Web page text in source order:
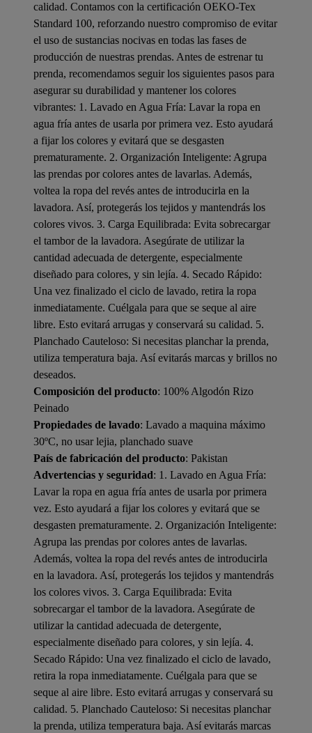
calidad. Contamos con la certificación OEKO-Tex
Standard 100, reforzando nuestro compromiso de evitar
el uso de sustancias nocivas en todas las fases de
producción de nuestras prendas. Antes de estrenar tu
prenda, recomendamos seguir los siguientes pasos para
asegurar su durabilidad y mantener los colores
vibrantes: 1. Lavado en Agua Fría: Lavar la ropa en
agua fría antes de usarla por primera vez. Esto ayudará
a fijar los colores y evitará que se desgasten
prematuramente. 2. Organización Inteligente: Agrupa
las prendas por colores antes de lavarlas. Además,
voltea la ropa del revés antes de introducirla en la
lavadora. Así, protegerás los tejidos y mantendrás los
colores vivos. 3. Carga Equilibrada: Evita sobrecargar
el tambor de la lavadora. Asegúrate de utilizar la
cantidad adecuada de detergente, especialmente
diseñado para colores, y sin lejía. 4. Secado Rápido:
Una vez finalizado el ciclo de lavado, retira la ropa
inmediatamente. Cuélgala para que se seque al aire
libre. Esto evitará arrugas y conservará su calidad. 5.
Planchado Cauteloso: Si necesitas planchar la prenda,
utiliza temperatura baja. Así evitarás marcas y brillos no
deseados.
Composición del producto: 100% Algodón Rizo
Peinado
Propiedades de lavado: Lavado a maquina máximo
30ºC, no usar lejia, planchado suave
País de fabricación del producto: Pakistan
Advertencias y seguridad: 1. Lavado en Agua Fría:
Lavar la ropa en agua fría antes de usarla por primera
vez. Esto ayudará a fijar los colores y evitará que se
desgasten prematuramente. 2. Organización Inteligente:
Agrupa las prendas por colores antes de lavarlas.
Además, voltea la ropa del revés antes de introducirla
en la lavadora. Así, protegerás los tejidos y mantendrás
los colores vivos. 3. Carga Equilibrada: Evita
sobrecargar el tambor de la lavadora. Asegúrate de
utilizar la cantidad adecuada de detergente,
especialmente diseñado para colores, y sin lejía. 4.
Secado Rápido: Una vez finalizado el ciclo de lavado,
retira la ropa inmediatamente. Cuélgala para que se
seque al aire libre. Esto evitará arrugas y conservará su
calidad. 5. Planchado Cauteloso: Si necesitas planchar
la prenda, utiliza temperatura baja. Así evitarás marcas